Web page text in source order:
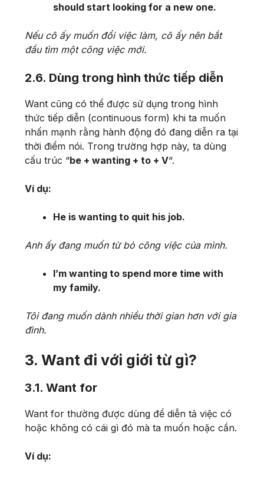
should start looking for a new one.
Nếu cô ấy muốn đổi việc làm, cô ấy nên bắt
đầu tìm một công việc mới.
2.6. Dùng trong hình thức tiếp diễn
Want cũng có thể được sử dụng trong hình
thức tiếp diễn (continuous form) khi ta muốn
nhấn mạnh rằng hành động đó đang diễn ra tại
thời điểm nói. Trong trường hợp này, ta dùng
cấu trúc “be + wanting + to + V“.
Ví dụ:
He is wanting to quit his job.
Anh ấy đang muốn từ bỏ công việc của mình.
I’m wanting to spend more time with
my family.
Tôi đang muốn dành nhiều thời gian hơn với gia
đình.
3. Want đi với giới từ gì?
3.1. Want for
Want for thường được dùng để diễn tả việc có
hoặc không có cái gì đó mà ta muốn hoặc cần.
Ví dụ: